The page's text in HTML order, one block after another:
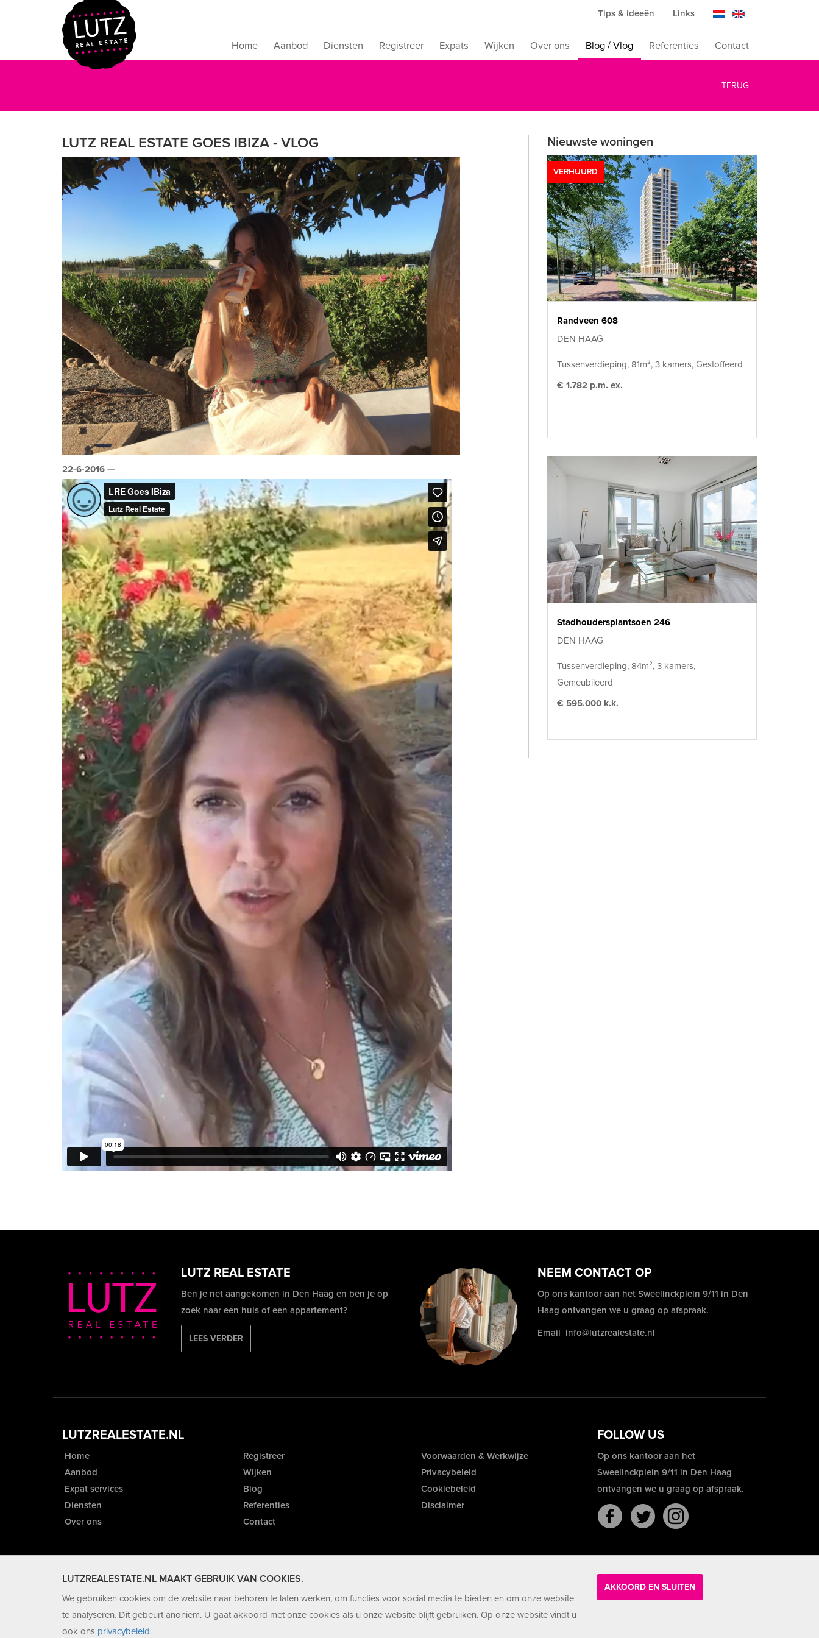
LUTZREALESTATE.NL MAAKT GEBRUIK VAN COOKIES.
We gebruiken cookies om de website naar behoren te laten werken, om functies voor social media te bieden en om onze website
te analyseren. Dit gebeurt anoniem. U gaat akkoord met onze cookies als u onze website blijft gebruiken. Op onze website vindt u
ook ons privacybeleid.
AKKOORD EN SLUITEN
Tips & ideeën Links
Home Aanbod Diensten Registreer Expats Wijken Over ons Blog / Vlog Referenties Contact
TERUG
LUTZ REAL ESTATE GOES IBIZA - VLOG
22-6-2016 —
Nieuwste woningen
VERHUURD
Randveen 608
DEN HAAG
Tussenverdieping, 81m², 3 kamers, Gestoffeerd
€ 1.782 p.m. ex.
Stadhoudersplantsoen 246
DEN HAAG
Tussenverdieping, 84m², 3 kamers,
Gemeubileerd
€ 595.000 k.k.
LUTZ REAL ESTATE
Ben je net aangekomen in Den Haag en ben je op
zoek naar een huis of een appartement?
LEES VERDER
NEEM CONTACT OP
Op ons kantoor aan het Sweelinckplein 9/11 in Den
Haag ontvangen we u graag op afspraak.
Email info@lutzrealestate.nl
LUTZREALESTATE.NL
Home
Aanbod
Expat services
Diensten
Over ons
Registreer
Wijken
Blog
Referenties
Contact
FOLLOW US
Voorwaarden & Werkwijze
Privacybeleid
Cookiebeleid
Disclaimer
Op ons kantoor aan het
Sweelinckplein 9/11 in Den Haag
ontvangen we u graag op afspraak.